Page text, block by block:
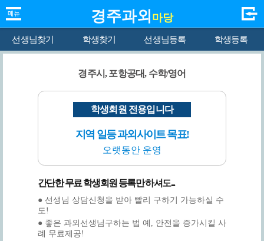
경주과외 마당
선생님찾기 학생찾기 선생님등록 학생등록
경주시, 포항공대, 수학/영어
학생회원 전용입니다
지역 일등 과외사이트 목표!
오랫동안 운영
간단한 무료 학생회원 등록만 하셔도...
● 선생님 상담신청을 받아 빨리 구하기 가능하실 수
도!
● 좋은 과외선생님구하는 법 예, 안전을 증가시킬 사
례 무료제공!